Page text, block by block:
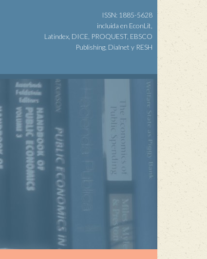
ISSN: 1885-5628
incluida en EconLit,
Latindex, DICE, PROQUEST, EBSCO
Publishing, Dialnet y RESH